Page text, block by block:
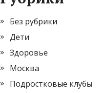
Без рубрики
Дети
Здоровье
Москва
Подростковые клубы